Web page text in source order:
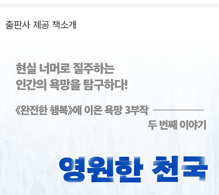
종종 야성을 잃어가는 시대에 사는 게 아닌가, 싶을 때가 있다. 그 자
체를 조롱하거나, 가치를 부정하거나 포기하는 흐름이 읽히기도 한
야 한다는 것이다. 그러니 모쪼록 기억해주시기를. 우리의 유전자에
태초의 야성이 숨 쉬고 있다는 것을. 그것이 우리 삶의 소중한 무기라
출판사 제공 책소개